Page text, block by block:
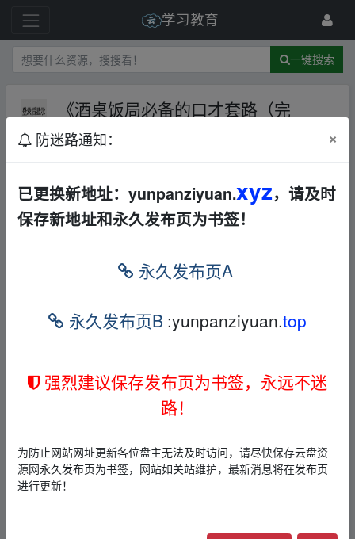
学习教育
一键搜索
《酒桌饭局必备的口才套路（完
结）》【265.5MB】
酒桌饭局必备的口才套路（完结）这本书带
给读者一个新鲜的视角，无论是在探索历
特的深度和思考。每一页都充满了智慧和启
发，是对知识渴望者的不二之选。
▂fr om w‥ww.y▁un‥pan▪zi yu▁an.xy z
▂fr om w‥ww.y
防迷路通知： ×
已更换新地址：yunpanziyuan.xyz，请及时
保存新地址和永久发布页为书签！
永久发布页A
永久发布页B :yunpanziyuan.top
强烈建议保存发布页为书签，永远不迷
路！
为防止网站网址更新各位盘主无法及时访问，请尽快保存云盘资
源网永久发布页为书签，网站如关站维护，最新消息将在发布页
进行更新！